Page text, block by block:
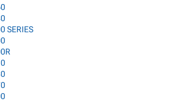
SERIES